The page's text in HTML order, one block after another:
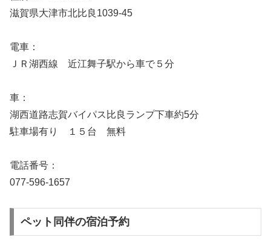
滋賀県大津市北比良1039-45
電車：
ＪＲ湖西線 近江舞子駅から車で５分
車：
湖西道路志賀バイパス比良ランプ下車約5分
駐車場有り １５台 無料
電話番号：
077-596-1657
ペット同伴の宿泊予約